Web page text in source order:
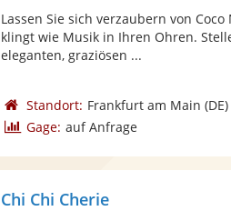
Lassen Sie sich verzaubern von
klingt wie Musik in Ihren Ohren.
eleganten, graziösen ...
Standort: Frankfurt am Main (DE)
Gage: auf Anfrage
Chi Chi Cherie